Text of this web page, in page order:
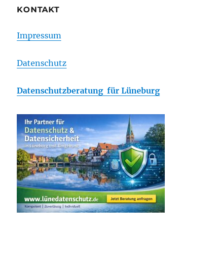
KONTAKT
Impressum
Datenschutz
Datenschutzberatung für Lüneburg